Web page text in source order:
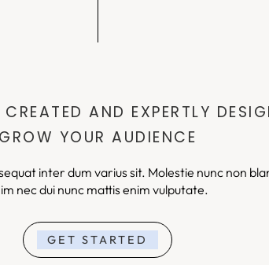
AND EXPERTLY
GROW YOUR AUDIENCE
inter dum varius sit. Molestie nunc non
nec dui nunc mattis enim vulputate.
GET STARTED